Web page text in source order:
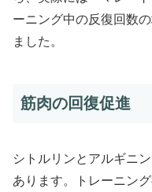
ーニング中の反復回数
ました。
筋肉の回復促進
シトルリンとアルギニ
あります。トレーニン